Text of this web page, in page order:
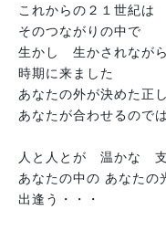
これからの２１世紀は
そのつながりの中で
生かし　生かされなが
時期に来ました
あなたの外が決めた正
あなたが合わせるので
人と人とが　温かな　
あなたの中の あなた
出逢う・・・